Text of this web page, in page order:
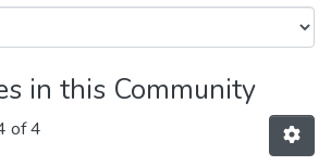
in this Community
of 4